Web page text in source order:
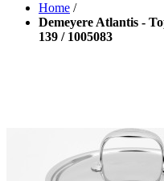
Home /
Demeyere Atlantis -
139 / 1005083